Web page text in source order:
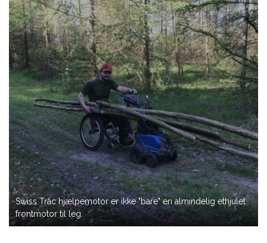
Swiss Trac hjælpemotor er ikke "bare" en almindelig ethjulet
frontmotor til leg.